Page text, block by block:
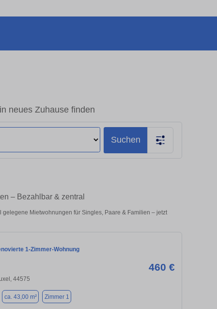
neues Zuhause finden
Suchen
– Bezahlbar & zentral
Mietwohnungen für Singles, Paare & Familien – jetzt
1-Zimmer-Wohnung
460 €
44575
ca. 43,00 m² Zimmer 1